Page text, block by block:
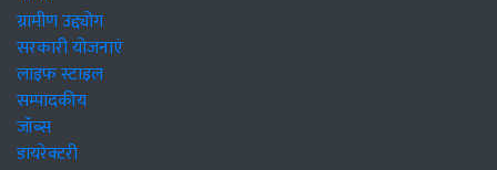
ग्रामीण उद्द्योग
सरकारी योजनाएं
लाइफ स्टाइल
सम्पादकीय
जॉब्स
डायरेक्टरी